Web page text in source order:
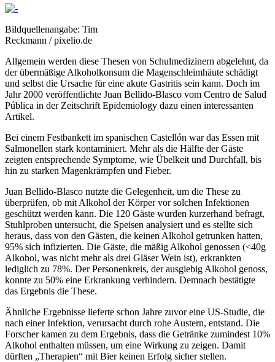
Bildquellenangabe: Tim
Reckmann / pixelio.de
Allgemein werden diese Thesen von Schulmedizinern abgelehnt, da
der übermäßige Alkoholkonsum die Magenschleimhäute schädigt
und selbst die Ursache für eine akute Gastritis sein kann. Doch im
Jahr 2000 veröffentlichte Juan Bellido-Blasco vom Centro de Salud
Pública in der Zeitschrift Epidemiology dazu einen interessanten
Artikel.
Bei einem Festbankett im spanischen Castellón war das Essen mit
Salmonellen stark kontaminiert. Mehr als die Hälfte der Gäste
zeigten entsprechende Symptome, wie Übelkeit und Durchfall, bis
hin zu starken Magenkrämpfen und Fieber.
Juan Bellido-Blasco nutzte die Gelegenheit, um die These zu
überprüfen, ob mit Alkohol der Körper vor solchen Infektionen
geschützt werden kann. Die 120 Gäste wurden kurzerhand befragt,
Stuhlproben untersucht, die Speisen analysiert und es stellte sich
heraus, dass von den Gästen, die keinen Alkohol getrunken hatten,
95% sich infizierten. Die Gäste, die mäßig Alkohol genossen (<40g
Alkohol, was nicht mehr als drei Gläser Wein ist), erkrankten
lediglich zu 78%. Der Personenkreis, der ausgiebig Alkohol genoss,
konnte zu 50% eine Erkrankung verhindern. Demnach bestätigte
das Ergebnis die These.
Ähnliche Ergebnisse lieferte schon Jahre zuvor eine US-Studie, die
nach einer Infektion, verursacht durch rohe Austern, entstand. Die
Forscher kamen zu dem Ergebnis, dass die Getränke zumindest 10%
Alkohol enthalten müssen, um eine Wirkung zu zeigen. Damit
dürften „Therapien“ mit Bier keinen Erfolg sicher stellen.